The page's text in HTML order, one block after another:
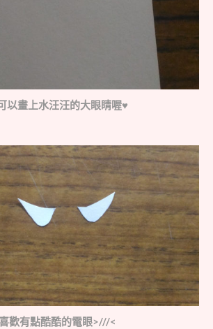
以畫上水汪汪的大眼睛喔♥
歡有點酷酷的電眼>///<